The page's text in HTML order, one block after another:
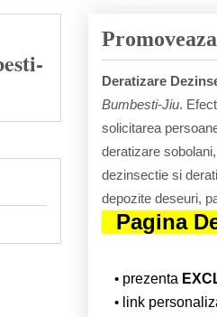
Deratizare
Bumbesti-Jiu.
solicitarea
deratizare
dezinsectie si
depozite deseuri,
Pagina
prezenta
link